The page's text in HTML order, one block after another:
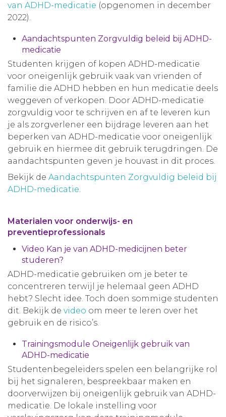
van ADHD-medicatie (opgenomen in december
2022).
Aandachtspunten Zorgvuldig beleid bij ADHD-
medicatie
Studenten krijgen of kopen ADHD-medicatie
voor oneigenlijk gebruik vaak van vrienden of
familie die ADHD hebben en hun medicatie deels
weggeven of verkopen. Door ADHD-medicatie
zorgvuldig voor te schrijven en af te leveren kun
je als zorgverlener een bijdrage leveren aan het
beperken van ADHD-medicatie voor oneigenlijk
gebruik en hiermee dit gebruik terugdringen. De
aandachtspunten geven je houvast in dit proces.
Bekijk de Aandachtspunten Zorgvuldig beleid bij
ADHD-medicatie.
Materialen voor onderwijs- en
preventieprofessionals
Video Kan je van ADHD-medicijnen beter
studeren?
ADHD-medicatie gebruiken om je beter te
concentreren terwijl je helemaal geen ADHD
hebt? Slecht idee. Toch doen sommige studenten
dit. Bekijk de video om meer te leren over het
gebruik en de risico’s.
Trainingsmodule Oneigenlijk gebruik van
ADHD-medicatie
Studentenbegeleiders spelen een belangrijke rol
bij het signaleren, bespreekbaar maken en
doorverwijzen bij oneigenlijk gebruik van ADHD-
medicatie. De lokale instelling voor